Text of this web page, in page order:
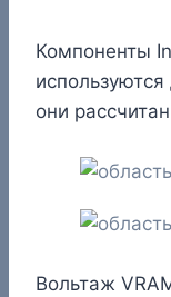
Компоненты
они
Вольтаж